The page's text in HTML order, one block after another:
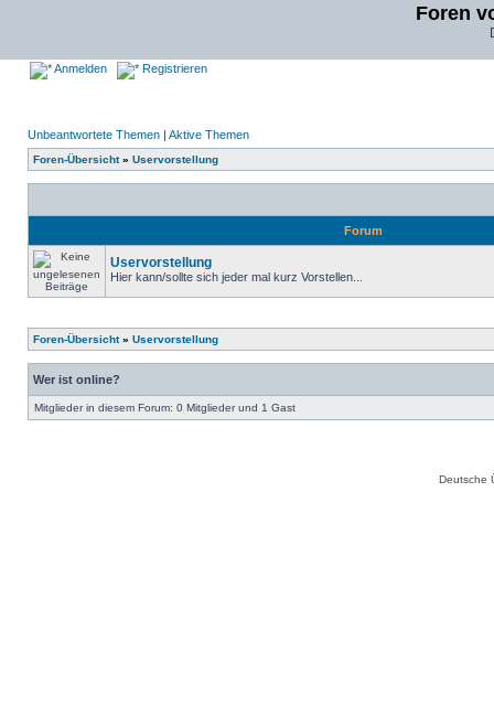
Foren
Anmelden Registrieren
Unbeantwortete Themen | Aktive Themen
Foren-Übersicht» Uservorstellung
Forum
Uservorstellung
Hier kann/sollte sich jeder mal kurz Vorstellen...
Foren-Übersicht» Uservorstellung
Wer ist online?
Mitglieder in diesem Forum: 0 Mitglieder und 1 Gast
Deutsche